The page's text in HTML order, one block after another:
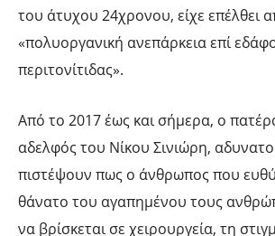
του άτυχου 24χρονου, είχε επέλθει
«πολυοργανική ανεπάρκεια επί
περιτονίτιδας».
Από το 2017 έως και σήμερα, ο
αδελφός του Νίκου Σινιώρη,
πιστέψουν πως ο άνθρωπος που
θάνατο του αγαπημένου τους
να βρίσκεται σε χειρουργεία, τη